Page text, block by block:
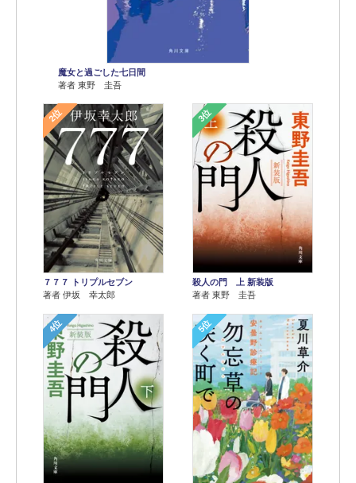
魔女と過ごした七日間
著者 東野 圭吾
2位
７７７ トリプルセブン
著者 伊坂 幸太郎
3位
殺人の門 上 新装版
著者 東野 圭吾
4位 5位